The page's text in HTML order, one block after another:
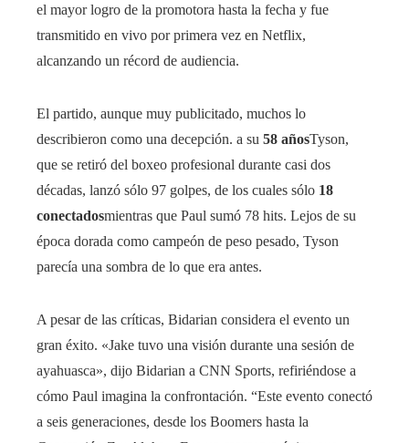
el mayor logro de la promotora hasta la fecha y fue
transmitido en vivo por primera vez en Netflix,
alcanzando un récord de audiencia.
El partido, aunque muy publicitado, muchos lo
describieron como una decepción. a su 58 añosTyson,
que se retiró del boxeo profesional durante casi dos
décadas, lanzó sólo 97 golpes, de los cuales sólo 18
conectadosmientras que Paul sumó 78 hits. Lejos de su
época dorada como campeón de peso pesado, Tyson
parecía una sombra de lo que era antes.
A pesar de las críticas, Bidarian considera el evento un
gran éxito. «Jake tuvo una visión durante una sesión de
ayahuasca», dijo Bidarian a CNN Sports, refiriéndose a
cómo Paul imagina la confrontación. “Este evento conectó
a seis generaciones, desde los Boomers hasta la